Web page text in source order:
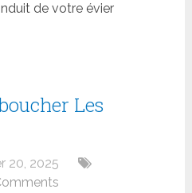
de votre évier
Les
20, 2025